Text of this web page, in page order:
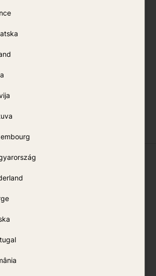
asiakkaamme sanovat